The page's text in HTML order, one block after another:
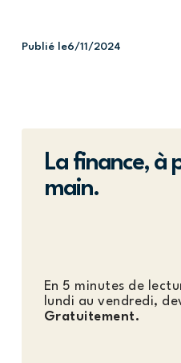
Publié le6/11/2024
La finance, à
main.
En 5 minutes de
lundi au vendredi,
Gratuitement.